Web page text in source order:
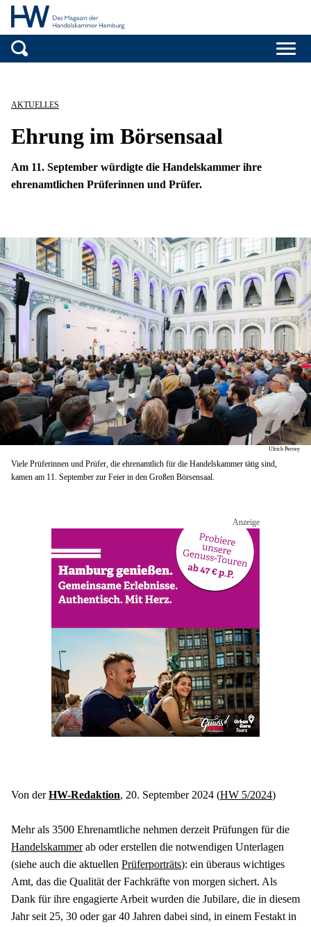
Handelskammer
AKTUELLES
Ehrung im Börsensaal
Am 11. September würdigte die Handelskammer ihre
ehrenamtlichen Prüferinnen und Prüfer.
Ulrich Perrey
Viele Prüferinnen und Prüfer, die ehrenamtlich für die Handelskammer tätig sind,
kamen am 11. September zur Feier in den Großen Börsensaal.
Von der HW-Redaktion, 20. September 2024 (HW 5/2024)
Handelskammer ab oder erstellen die notwendigen Unterlagen
(siehe auch die aktuellen Prüferporträts): ein überaus wichtiges
Amt, das die Qualität der Fachkräfte von morgen sichert. Als
Dank für ihre engagierte Arbeit wurden die Jubilare, die in diesem
Jahr seit 25, 30 oder gar 40 Jahren dabei sind, in einem Festakt in